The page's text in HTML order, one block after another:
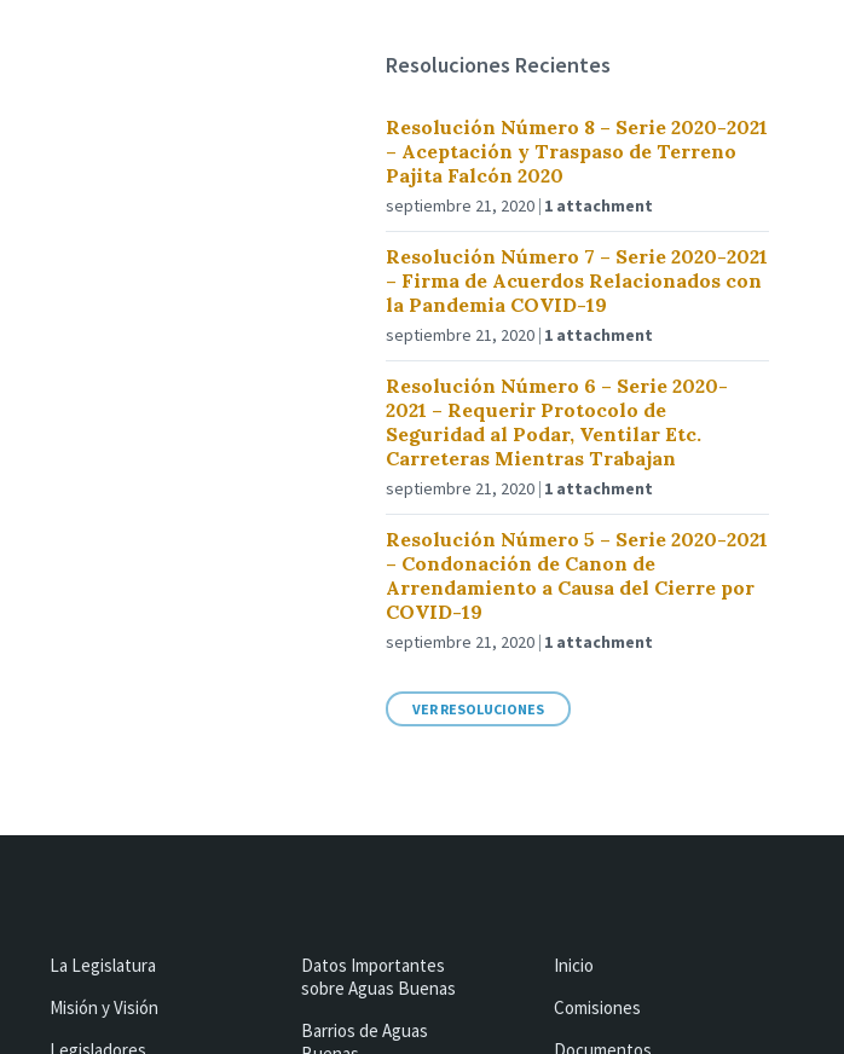
Resoluciones Recientes
Resolución Número 8 – Serie 2020-2021
– Aceptación y Traspaso de Terreno
Pajita Falcón 2020
septiembre 21, 2020 1 attachment
Resolución Número 7 – Serie 2020-2021
– Firma de Acuerdos Relacionados con
la Pandemia COVID-19
septiembre 21, 2020 1 attachment
Resolución Número 6 – Serie 2020-
2021 – Requerir Protocolo de
Seguridad al Podar, Ventilar Etc.
Carreteras Mientras Trabajan
septiembre 21, 2020 1 attachment
Resolución Número 5 – Serie 2020-2021
– Condonación de Canon de
Arrendamiento a Causa del Cierre por
COVID-19
septiembre 21, 2020 1 attachment
VER RESOLUCIONES
La Legislatura
Misión y Visión
Datos Importantes
sobre Aguas Buenas
Barrios de Aguas
Inicio
Comisiones